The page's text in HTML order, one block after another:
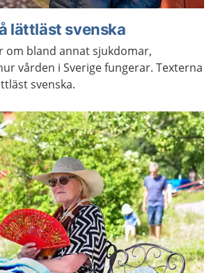
lättläst svenska
om bland annat sjukdomar,
vården i Sverige fungerar. Texterna
svenska.